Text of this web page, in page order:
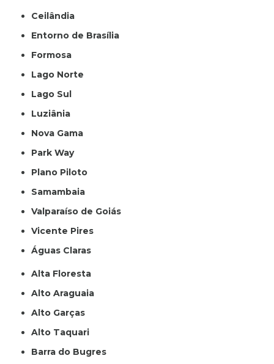
Ceilândia
Entorno de Brasília
Formosa
Lago Norte
Lago Sul
Luziânia
Nova Gama
Park Way
Plano Piloto
Samambaia
Valparaíso de Goiás
Vicente Pires
Águas Claras
Alta Floresta
Alto Araguaia
Alto Garças
Alto Taquari
Barra do Bugres